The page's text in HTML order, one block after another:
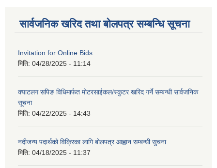
सार्वजनिक खरिद तथा बोलपत्र सम्बन्धि सूचना
Invitation for Online Bids
मिति: 04/28/2025 - 11:14
क्याटलग सपिङ विधिमार्फत मोटरसाईकल/स्कुटर खरिद गर्ने सम्बन्धी सार्वजनिक
सूचना
मिति: 04/22/2025 - 14:43
नदीजन्य पदार्थको विक्रिका लागि बोलपत्र आह्वान सम्बन्धी सुचना
मिति: 04/18/2025 - 11:37